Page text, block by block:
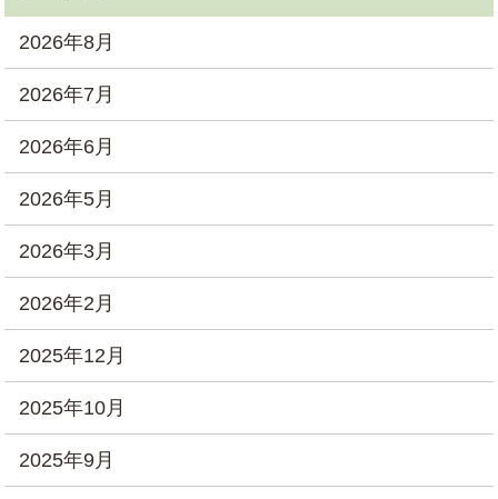
2026年8月
2026年7月
2026年6月
2026年5月
2026年3月
2026年2月
2025年12月
2025年10月
2025年9月